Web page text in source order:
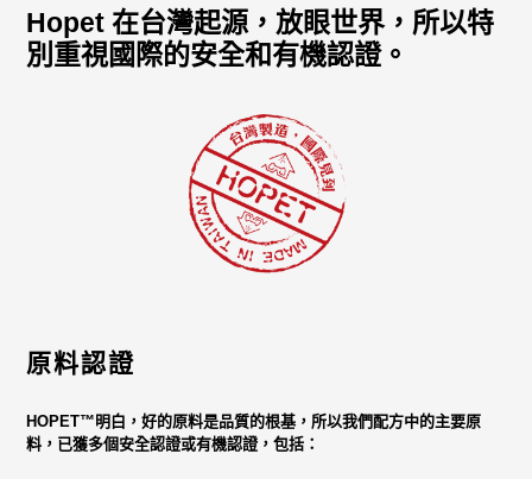
Hopet 在台灣起源，放眼世界，所以特
別重視國際的安全和有機認證。
原料認證
HOPET™明白，好的原料是品質的根基，所以我們配方中的主要原
料，已獲多個安全認證或有機認證，包括：